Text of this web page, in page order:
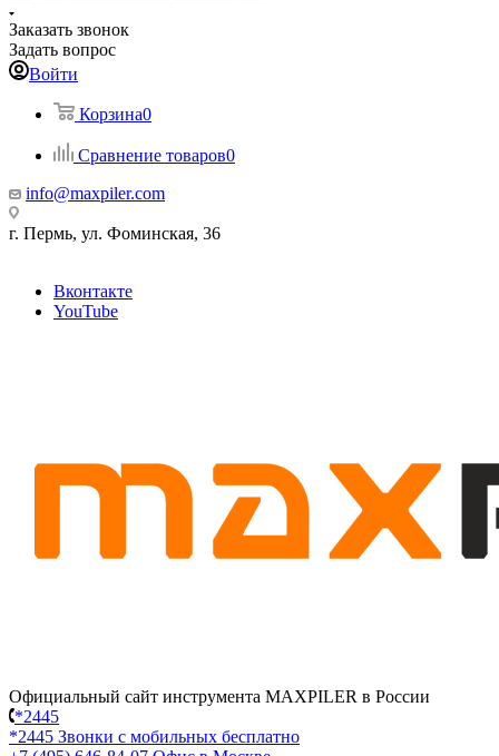
Заказать звонок
Задать вопрос
Войти
Корзина0
Сравнение товаров0
info@maxpiler.com
г. Пермь, ул. Фоминская, 36
Вконтакте
YouTube
Официальный сайт инструмента MAXPILER в России
*2445
*2445 Звонки с мобильных бесплатно